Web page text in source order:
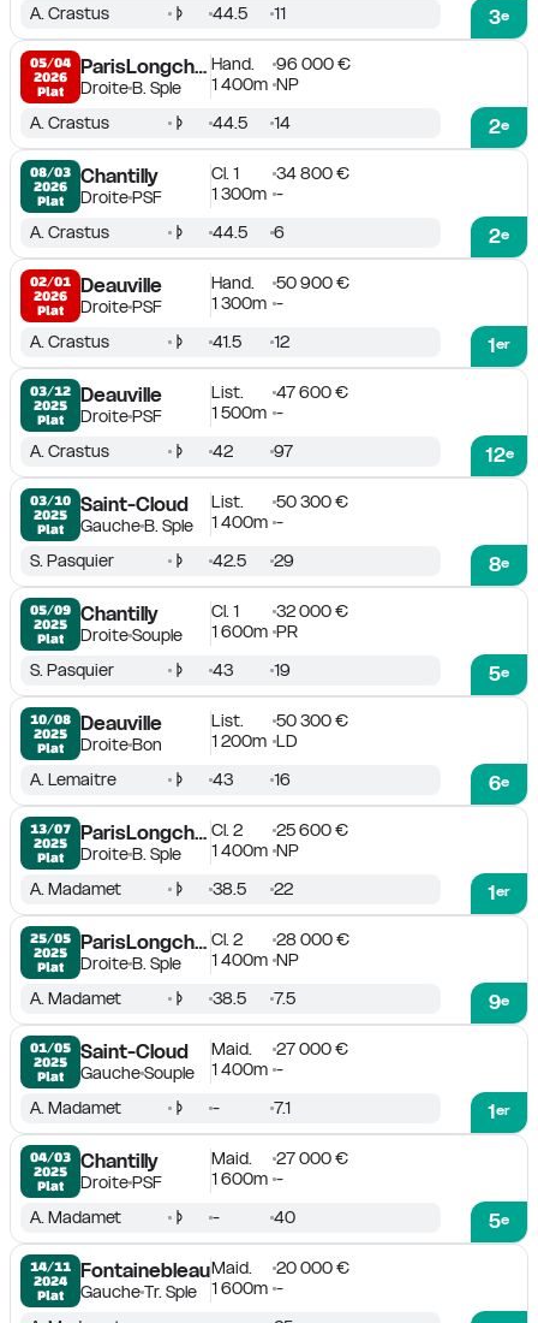
3e
A. Crastus 44.5 11
05/04
2026
Plat
ParisLongchamp
DroiteB. Sple
Hand.
96 000 €
1 400m NP
2e
A. Crastus 44.5 14
08/03
2026
Plat
Chantilly
DroitePSF
Cl. 1
34 800 €
1 300m -
2e
A. Crastus 44.5 6
02/01
2026
Plat
Deauville
DroitePSF
Hand.
50 900 €
1 300m -
1er
A. Crastus 41.5 12
03/12
2025
Plat
Deauville
DroitePSF
List.
47 600 €
1 500m -
12e
A. Crastus 42 97
03/10
2025
Plat
Saint-Cloud
GaucheB. Sple
List.
50 300 €
1 400m -
8e
S. Pasquier 42.5 29
05/09
2025
Plat
Chantilly
DroiteSouple
Cl. 1
32 000 €
1 600m PR
5e
S. Pasquier 43 19
10/08
2025
Plat
Deauville
DroiteBon
List.
50 300 €
1 200m LD
6e
A. Lemaitre 43 16
13/07
2025
Plat
ParisLongchamp
DroiteB. Sple
Cl. 2
25 600 €
1 400m NP
1er
A. Madamet 38.5 22
25/05
2025
Plat
ParisLongchamp
DroiteB. Sple
Cl. 2
28 000 €
1 400m NP
9e
A. Madamet 38.5 7.5
01/05
2025
Plat
Saint-Cloud
GaucheSouple
Maid.
27 000 €
1 400m -
1er
A. Madamet - 7.1
04/03
2025
Plat
Chantilly
DroitePSF
Maid.
27 000 €
1 600m -
5e
A. Madamet - 40
14/11
2024
Plat
Fontainebleau
GaucheTr. Sple
Maid.
20 000 €
1 600m -